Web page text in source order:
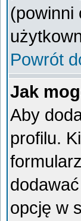
(powinni
Powrót
Jak
Aby
profilu.
opcję w